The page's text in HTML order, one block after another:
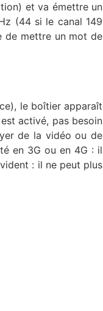
et va émettre un
(44 si le canal 149
de mettre un mot de
le boîtier apparaît
activé, pas besoin
de la vidéo ou de
en 3G ou en 4G : il
: il ne peut plus